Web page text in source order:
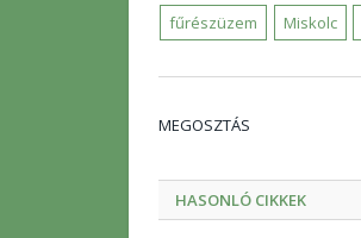
fűrészüzem Miskolc
MEGOSZTÁS
HASONLÓ CIKKEK